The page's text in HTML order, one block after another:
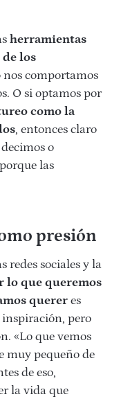
herramientas
los
nos comportamos
O si optamos por
como la
, entonces claro
o
las
presión
redes sociales y la
que queremos
quereres
inspiración, pero
«Lo que vemos
muy pequeño de
de eso,
la vida que